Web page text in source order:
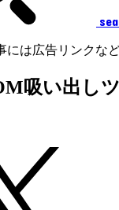
には広告リンクな
吸い出し